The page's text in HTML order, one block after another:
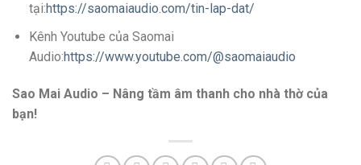
tại:https://saomaiaudio.com/tin-lap-dat/
Kênh Youtube của Saomai
Audio:https://www.youtube.com/@saomaiaudio
Sao Mai Audio – Nâng tầm âm thanh cho nhà thờ của
bạn!